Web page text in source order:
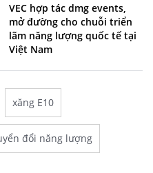
VEC hợp tác dmg events,
mở đường cho chuỗi triển
lãm năng lượng quốc tế tại
Việt Nam
xăng E10
đổi năng lượng